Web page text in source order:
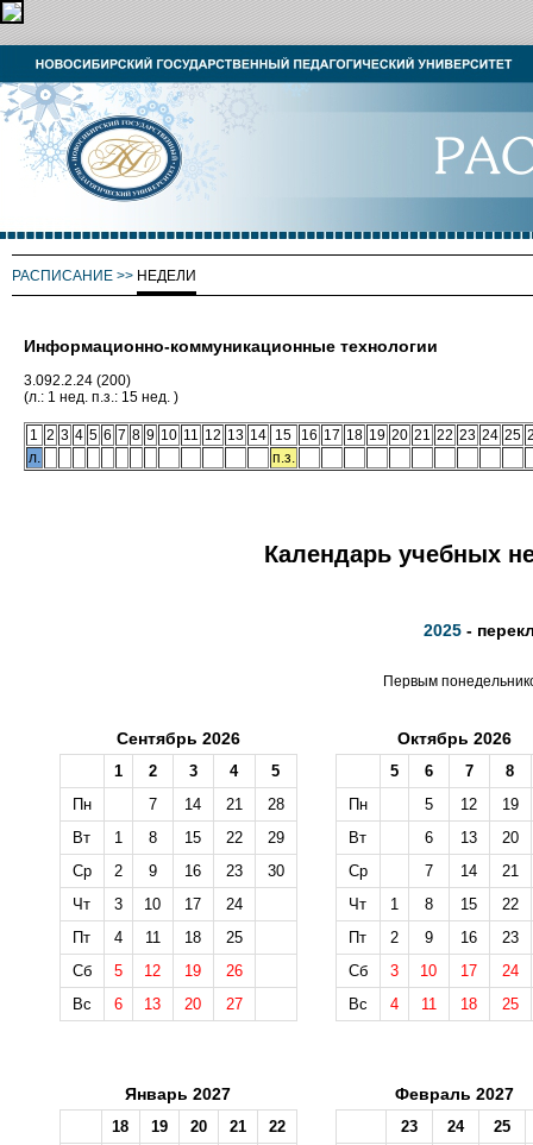
РАСПИСАНИЕ >> НЕДЕЛИ
Информационно-коммуникационные технологии
3.092.2.24 (200)
(л.: 1 нед. п.з.: 15 нед. )
1 2 3 4 5 6 7 8 9 10 11 12 13 14 15 16 17 18 19 20 21 22 23 24 25
л.
п.з.
Календарь учебных
2025 -
Первым
Сентябрь 2026
1 2 3 4
5
Пн
7 14 21
28
Вт
1 8 15 22
29
Ср
2 9 16 23
30
Чт
3 10 17
24
Пт
4 11 18
25
Сб
5 12 19
26
Вс
6 13 20 27
Октябрь 2026
5 6 7
8
Пн
5 12
19
Вт
6 13
20
Ср
7 14
21
Чт
1 8 15
22
Пт
2 9 16
23
Сб
3 10 17
24
Вс
4 11 18 25
Январь 2027
18 19 20 21
22
Февраль 2027
23 24
25